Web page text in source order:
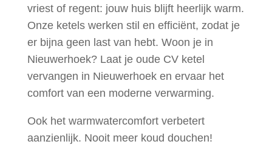
vriest of regent: jouw huis blijft heerlijk warm.
Onze ketels werken stil en efficiënt, zodat je
er bijna geen last van hebt. Woon je in
Nieuwerhoek? Laat je oude CV ketel
vervangen in Nieuwerhoek en ervaar het
comfort van een moderne verwarming.
Ook het warmwatercomfort verbetert
aanzienlijk. Nooit meer koud douchen!